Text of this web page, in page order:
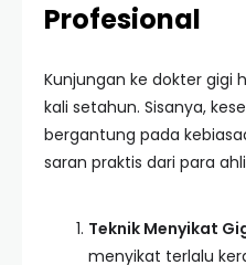
Profesional
Kunjungan ke dokter gigi
kali setahun. Sisanya,
bergantung pada
saran praktis dari para
Teknik Menyikat
menyikat terlalu